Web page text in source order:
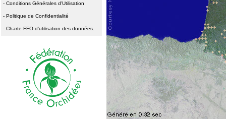
- Conditions Générales d'Utilisation
- Politique de Confidentialité
- Charte FFO d'utilisation des données.